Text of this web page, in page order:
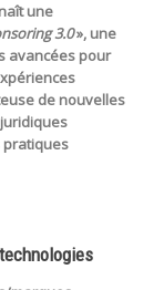
une
3.0», une
avancées pour
de nouvelles
pratiques